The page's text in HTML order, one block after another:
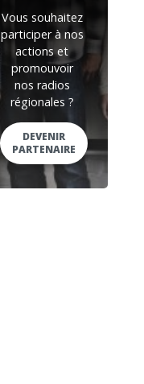
Vous souhaitez
participer à nos
actions et
promouvoir
nos radios
régionales ?
DEVENIR
PARTENAIRE